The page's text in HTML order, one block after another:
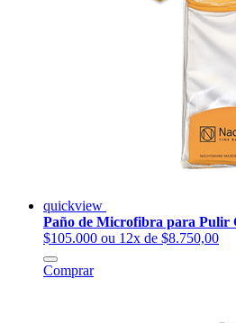
quickview
Paño de Microfibra para Pulir
$105.000 ou 12x de $8.750,00
Comprar